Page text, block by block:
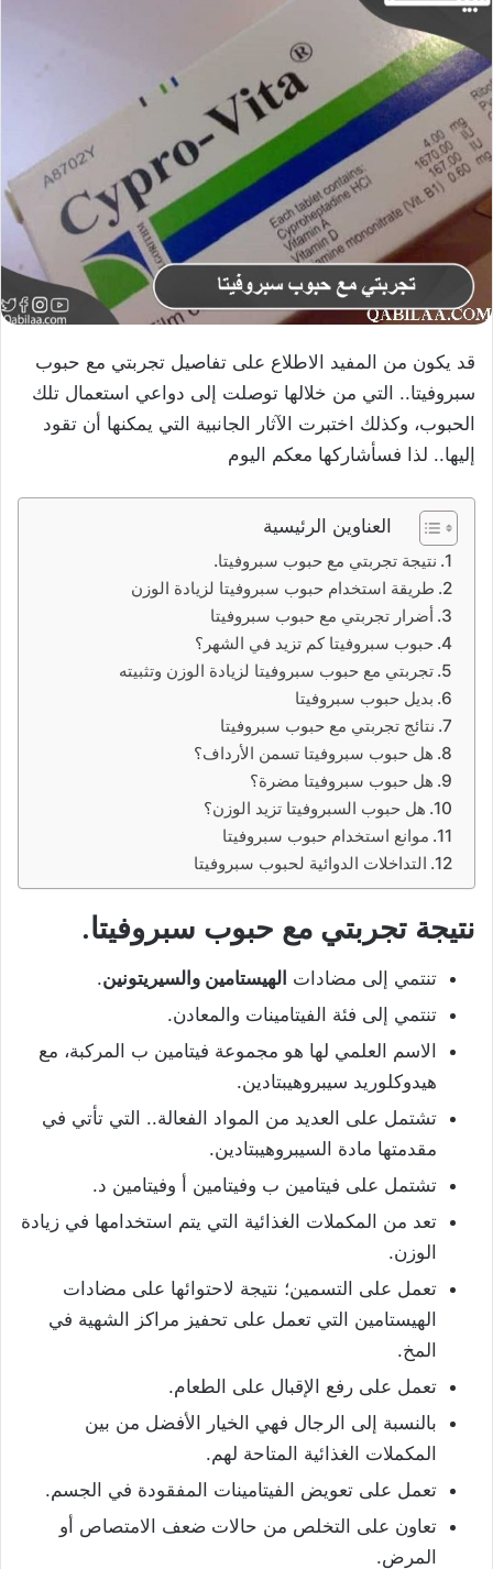
قد يكون من المفيد الاطلاع على تفاصيل تجربتي مع حبوب
سبروفيتا.. التي من خلالها توصلت إلى دواعي استعمال تلك
الحبوب، وكذلك اختبرت الآثار الجانبية التي يمكنها أن تقود
إليها.. لذا فسأشاركها معكم اليوم
العناوين الرئيسية
نتيجة تجربتي مع حبوب سبروفيتا.
طريقة استخدام حبوب سبروفيتا لزيادة الوزن
أضرار تجربتي مع حبوب سبروفيتا
حبوب سبروفيتا كم تزيد في الشهر؟
تجربتي مع حبوب سبروفيتا لزيادة الوزن وتثبيته
بديل حبوب سبروفيتا
نتائج تجربتي مع حبوب سبروفيتا
هل حبوب سبروفيتا تسمن الأرداف؟
هل حبوب سبروفيتا مضرة؟
هل حبوب السبروفيتا تزيد الوزن؟
موانع استخدام حبوب سبروفيتا
التداخلات الدوائية لحبوب سبروفيتا
نتيجة تجربتي مع حبوب سبروفيتا.
تنتمي إلى مضادات الهيستامين والسيريتونين.
تنتمي إلى فئة الفيتامينات والمعادن.
الاسم العلمي لها هو مجموعة فيتامين ب المركبة، مع
هيدوكلوريد سيبروهيبتادين.
تشتمل على العديد من المواد الفعالة.. التي تأتي في
مقدمتها مادة السيبروهيبتادين.
تشتمل على فيتامين ب وفيتامين أ وفيتامين د.
تعد من المكملات الغذائية التي يتم استخدامها في زيادة
الوزن.
تعمل على التسمين؛ نتيجة لاحتوائها على مضادات
الهيستامين التي تعمل على تحفيز مراكز الشهية في
المخ.
تعمل على رفع الإقبال على الطعام.
بالنسبة إلى الرجال فهي الخيار الأفضل من بين
المكملات الغذائية المتاحة لهم.
تعمل على تعويض الفيتامينات المفقودة في الجسم.
تعاون على التخلص من حالات ضعف الامتصاص أو
المرض.